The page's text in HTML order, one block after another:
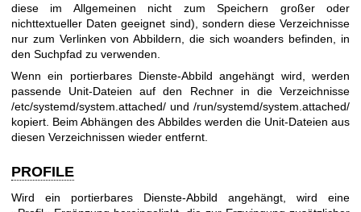
diese im Allgemeinen nicht zum Speichern großer oder
nichttextueller Daten geeignet sind), sondern diese Verzeichnisse
nur zum Verlinken von Abbildern, die sich woanders befinden, in
den Suchpfad zu verwenden.
Wenn ein portierbares Dienste-Abbild angehängt wird, werden
passende Unit-Dateien auf den Rechner in die Verzeichnisse
/etc/systemd/system.attached/ und /run/systemd/system.attached/
kopiert. Beim Abhängen des Abbildes werden die Unit-Dateien aus
diesen Verzeichnissen wieder entfernt.
PROFILE
Wird ein portierbares Dienste-Abbild angehängt, wird eine